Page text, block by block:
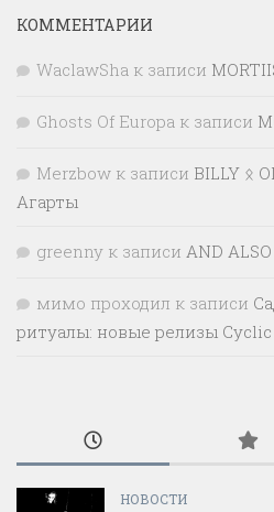
КОММЕНТАРИИ
WaclawSha к записи
Ghosts Of Europa к записи
Merzbow к записи BILLY ᛟ
Агарты
greenny к записи AND
мимо проходил к записи
ритуалы: новые релизы
НОВОСТИ